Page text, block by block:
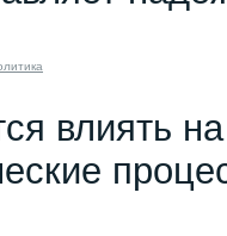
влиять на